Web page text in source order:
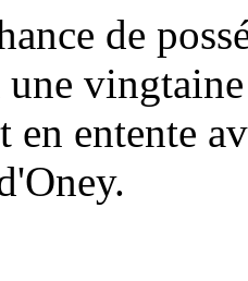
de
en entente